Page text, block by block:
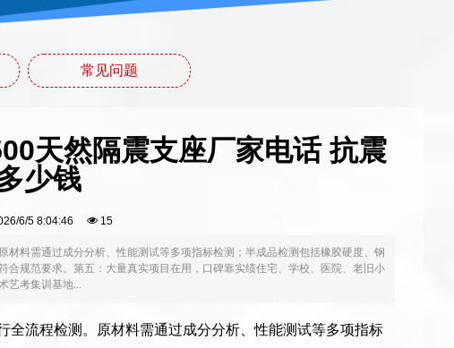
常见问题
天然隔震支座厂家电话 抗震
少钱
6/5 8:04:46 15
料需通过成分分析、性能测试等多项指标检测；半成品检测包括橡胶硬度、钢
规范要求。第五：大量真实项目在用，口碑靠实绩住宅、学校、医院、老旧小
艺考集训基地...
全流程检测。原材料需通过成分分析、性能测试等多项指标